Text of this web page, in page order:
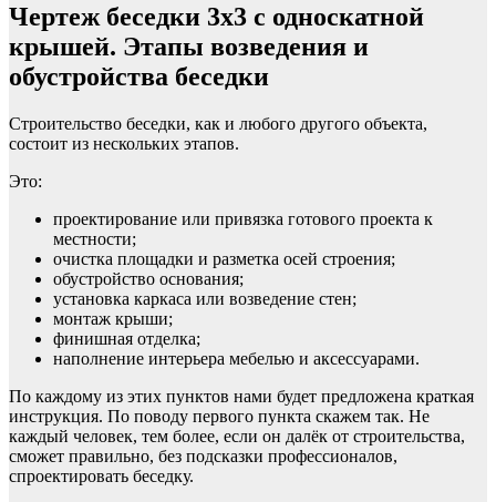
Чертеж беседки 3х3 с односкатной
крышей. Этапы возведения и
обустройства беседки
Строительство беседки, как и любого другого объекта,
состоит из нескольких этапов.
Это:
проектирование или привязка готового проекта к
местности;
очистка площадки и разметка осей строения;
обустройство основания;
установка каркаса или возведение стен;
монтаж крыши;
финишная отделка;
наполнение интерьера мебелью и аксессуарами.
По каждому из этих пунктов нами будет предложена краткая
инструкция. По поводу первого пункта скажем так. Не
каждый человек, тем более, если он далёк от строительства,
сможет правильно, без подсказки профессионалов,
спроектировать беседку.